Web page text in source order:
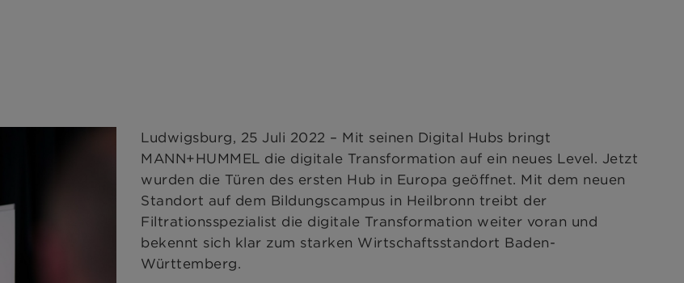
Ludwigsburg, 25 Juli 2022 – Mit seinen Digital Hubs bringt
MANN+HUMMEL die digitale Transformation auf ein neues Level. Jetzt
wurden die Türen des ersten Hub in Europa geöffnet. Mit dem neuen
Standort auf dem Bildungscampus in Heilbronn treibt der
Filtrationsspezialist die digitale Transformation weiter voran und
bekennt sich klar zum starken Wirtschaftsstandort Baden-
Württemberg.